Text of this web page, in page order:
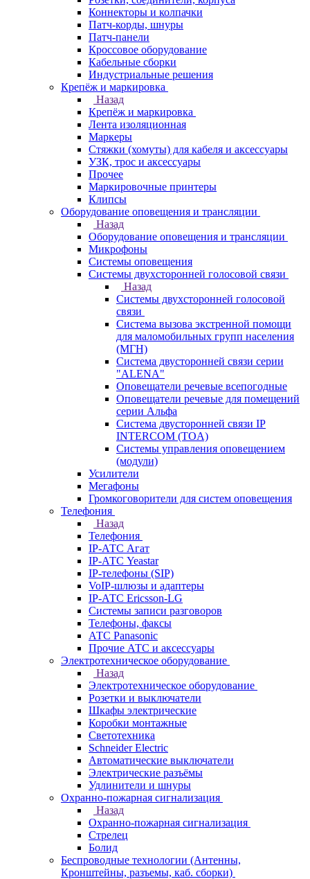
Коннекторы и колпачки
Патч-корды, шнуры
Патч-панели
Кроссовое оборудование
Кабельные сборки
Индустриальные решения
Крепёж и маркировка
Назад
Крепёж и маркировка
Лента изоляционная
Маркеры
Стяжки (хомуты) для кабеля и аксессуары
УЗК, трос и аксессуары
Прочее
Маркировочные принтеры
Клипсы
Оборудование оповещения и трансляции
Назад
Оборудование оповещения и трансляции
Микрофоны
Системы оповещения
Системы двухсторонней голосовой связи
Назад
Системы двухсторонней голосовой
связи
Система вызова экстренной помощи
для маломобильных групп населения
(МГН)
Система двусторонней связи серии
"ALENA"
Оповещатели речевые всепогодные
Оповещатели речевые для помещений
серии Альфа
Система двусторонней связи IP
INTERCOM (TOA)
Системы управления оповещением
(модули)
Усилители
Мегафоны
Громкоговорители для систем оповещения
Телефония
Назад
Телефония
IP-АТС Агат
IP-АТС Yeastar
IP-телефоны (SIP)
VoIP-шлюзы и адаптеры
IP-АТС Ericsson-LG
Системы записи разговоров
Телефоны, факсы
АТС Panasonic
Прочие АТС и аксессуары
Электротехническое оборудование
Назад
Электротехническое оборудование
Розетки и выключатели
Шкафы электрические
Коробки монтажные
Светотехника
Schneider Electric
Автоматические выключатели
Электрические разъёмы
Удлинители и шнуры
Охранно-пожарная сигнализация
Назад
Охранно-пожарная сигнализация
Стрелец
Болид
Беспроводные технологии (Антенны,
Кронштейны, разъемы, каб. сборки)